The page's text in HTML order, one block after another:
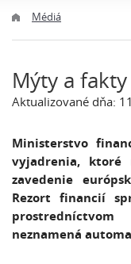
Médiá
Mýty a
Aktualizované dňa:
Ministerstvo
vyjadrenia, ktoré
zavedenie
Rezort financií
neznamená